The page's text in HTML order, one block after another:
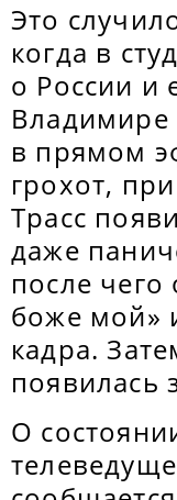
Это
когда в
о России и
в прямом
грохот,
Трасс
даже
после
боже мой»
кадра.
появилась
О